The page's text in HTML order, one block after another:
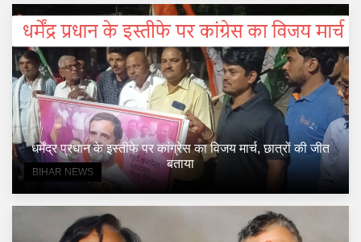
BIHAR NEWS
धर्मेंद्र प्रधान के इस्तीफे पर कांग्रेस का विजय मार्च, छात्रों की जीत
बताया